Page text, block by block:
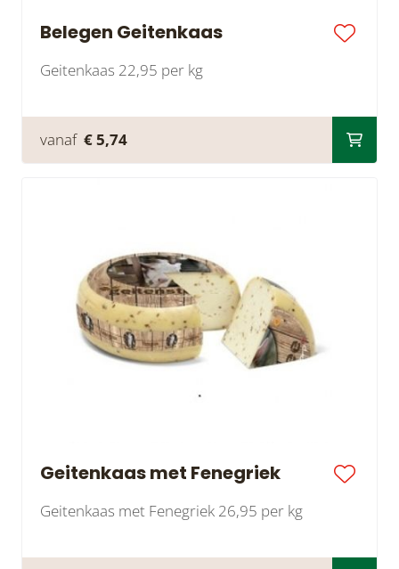
Belegen Geitenkaas
Geitenkaas 22,95 per kg
vanaf € 5,74
Geitenkaas met Fenegriek
Geitenkaas met Fenegriek 26,95 per kg